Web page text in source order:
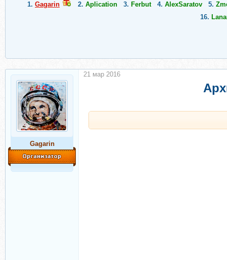
1. Gagarin 2. Aplication 3. Ferbut 4. AlexSaratov 5.
16.
Gagarin
21 мар 2016